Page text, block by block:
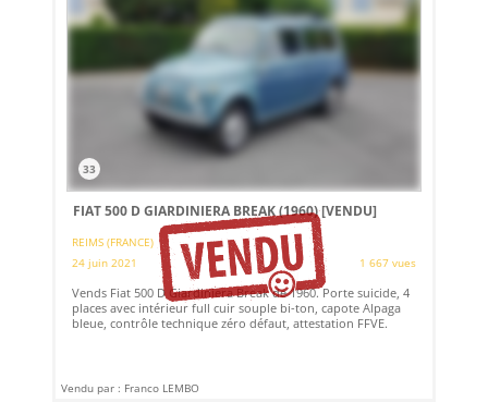
33
FIAT 500 D GIARDINIERA BREAK (1960)[VENDU]
REIMS (FRANCE)
24 juin 2021
1 667 vues
Vends Fiat 500 D Giardiniera Break de 1960. Porte suicide, 4
places avec intérieur full cuir souple bi-ton, capote Alpaga
bleue, contrôle technique zéro défaut, attestation FFVE.
Vendu par : Franco LEMBO